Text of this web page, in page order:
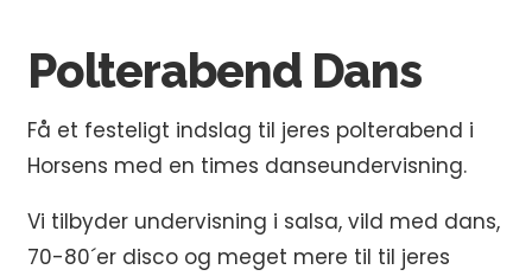
Polterabend Dans
Få et festeligt indslag til jeres polterabend i
Horsens med en times danseundervisning.
Vi tilbyder undervisning i salsa, vild med dans,
70-80´er disco og meget mere til til jeres